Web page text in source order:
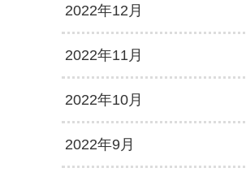
2022年12月
2022年11月
2022年10月
2022年9月